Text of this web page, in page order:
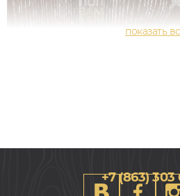
+7 (863) 303